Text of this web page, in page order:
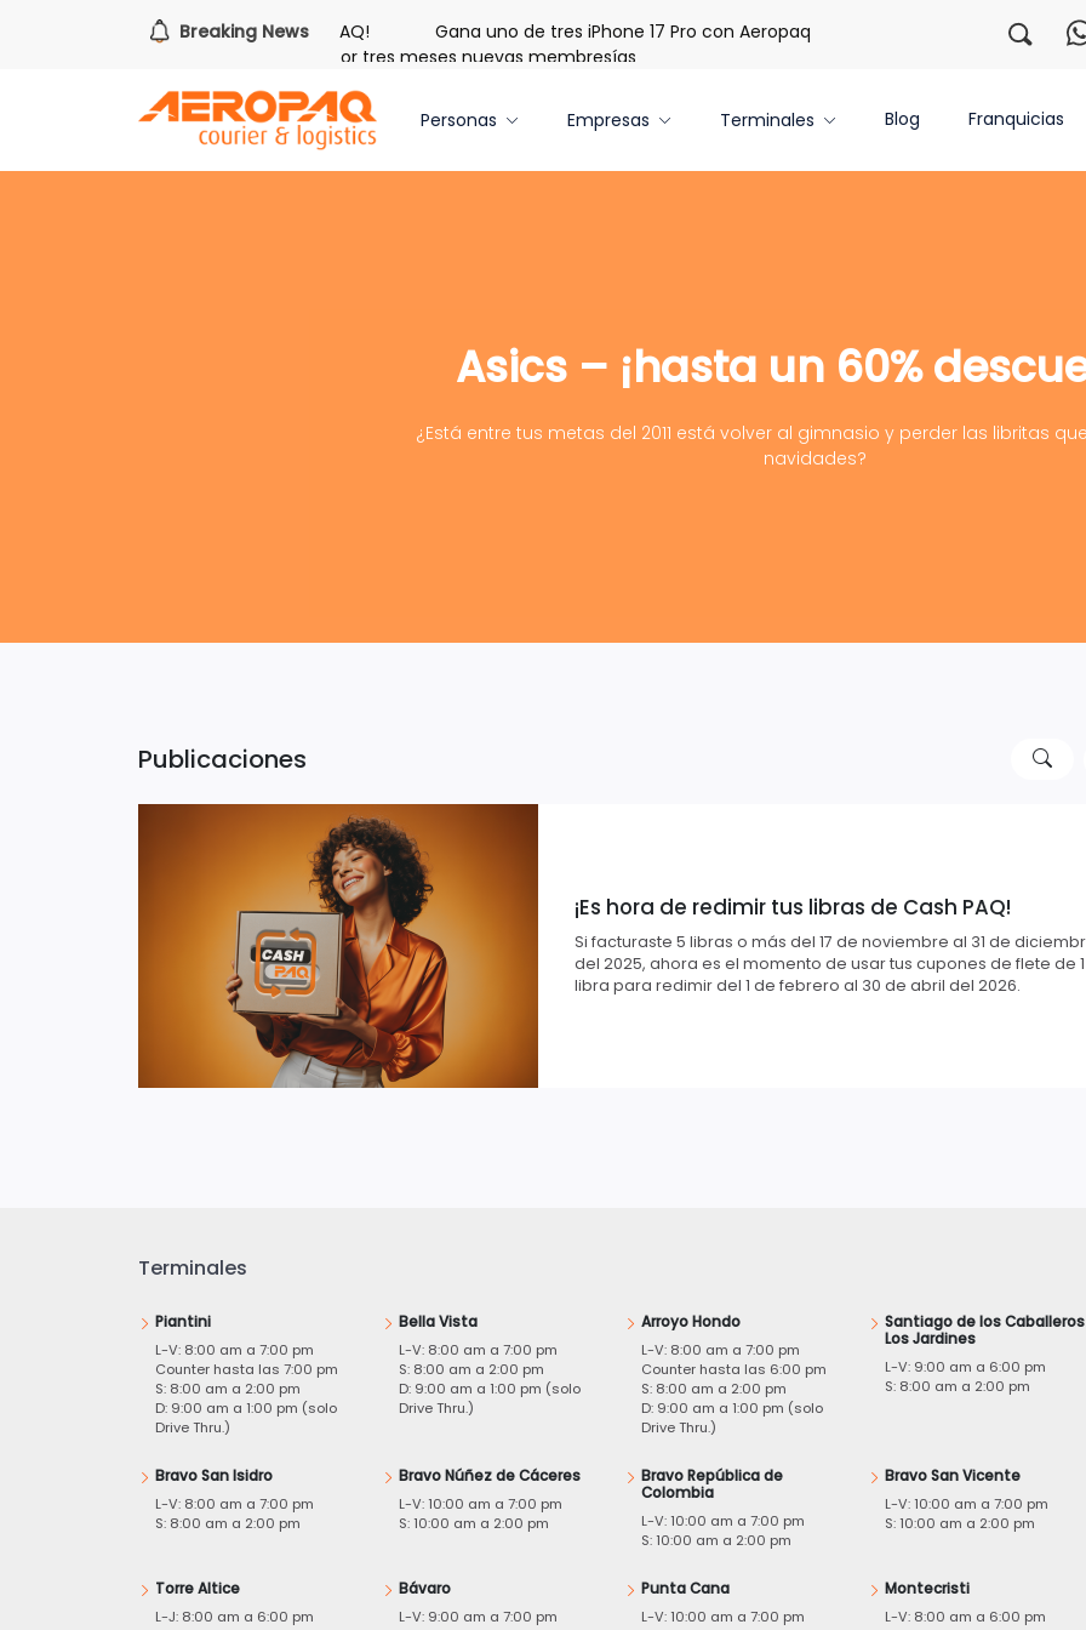
Breaking News
hora de redimir tus libras de Cash PAQ! Gana uno de tres iPhone 17 Pro con Aeropaq Prime
¡Regístrate con
de Bienvenida: 20 libras gratis por tres meses nuevas membresías
Personas Empresas Terminales Blog Franquicias
Asics – ¡hasta un 60%
¿Está entre tus metas del 2011 está volver al gimnasio y perder las libritas
navidades?
Publicaciones
¡Es hora de redimir tus libras de Cash PAQ!
Si facturaste 5 libras o más del 17 de noviembre al 31 de
del 2025, ahora es el momento de usar tus cupones de flete de 1
libra para redimir del 1 de febrero al 30 de abril del 2026.
Terminales
Piantini
L-V: 8:00 am a 7:00 pm
Counter hasta las 7:00 pm
S: 8:00 am a 2:00 pm
D: 9:00 am a 1:00 pm (solo
Drive Thru.)
Bella Vista
L-V: 8:00 am a 7:00 pm
S: 8:00 am a 2:00 pm
D: 9:00 am a 1:00 pm (solo
Drive Thru.)
Arroyo Hondo
L-V: 8:00 am a 7:00 pm
Counter hasta las 6:00 pm
S: 8:00 am a 2:00 pm
D: 9:00 am a 1:00 pm (solo
Drive Thru.)
Santiago de los
Los Jardines
L-V: 9:00 am a 6:00 pm
S: 8:00 am a 2:00 pm
Bravo San Isidro
L-V: 8:00 am a 7:00 pm
S: 8:00 am a 2:00 pm
Bravo Núñez de Cáceres
L-V: 10:00 am a 7:00 pm
S: 10:00 am a 2:00 pm
Bravo República de
Colombia
L-V: 10:00 am a 7:00 pm
S: 10:00 am a 2:00 pm
Bravo San Vicente
L-V: 10:00 am a 7:00 pm
S: 10:00 am a 2:00 pm
Torre Altice
L-J: 8:00 am a 6:00 pm
Bávaro
L-V: 9:00 am a 7:00 pm
Punta Cana
L-V: 10:00 am a 7:00 pm
Montecristi
L-V: 8:00 am a 6:00 pm